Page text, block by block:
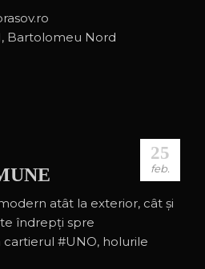
Bartolomeu Nord
25
feb.
atât la exterior, cât și
îndrepți spre
#UNO, holurile